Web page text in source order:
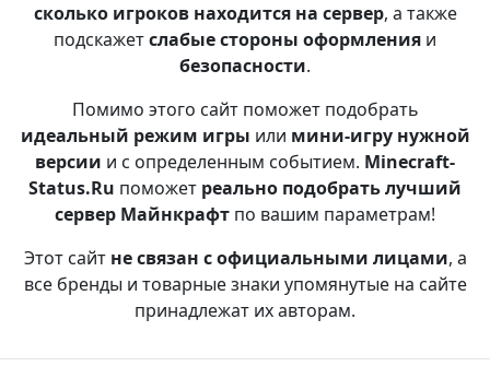
сколько игроков находится на сервер, а также
подскажетслабые стороны оформления и
безопасности.
Помимо этого сайт поможет подобрать
идеальный режим игры или мини-игру нужной
версии и с определенным событием. Minecraft-
Status.Ru поможет реально подобрать лучший
сервер Майнкрафт по вашим параметрам!
Этот сайт не связан с официальными лицами, а
все бренды и товарные знаки упомянутые на сайте
принадлежат их авторам.